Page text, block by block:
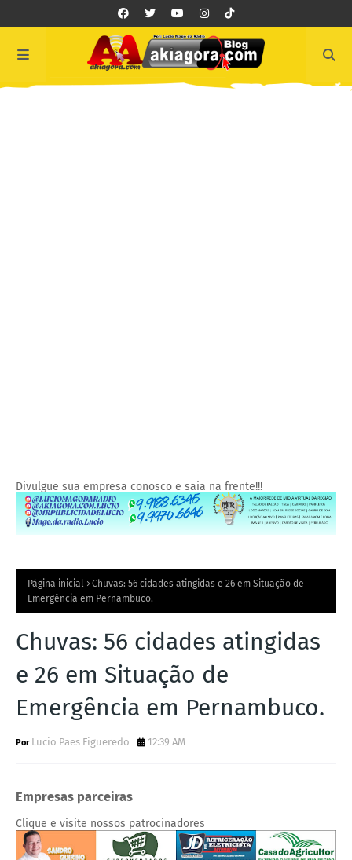
Divulgue sua empresa conosco e saia na frente!!!
Página inicial
Chuvas: 56 cidades atingidas e 26 em Situação de
Emergência em Pernambuco.
Chuvas: 56 cidades atingidas
e 26 em Situação de
Emergência em Pernambuco.
Lucio Paes Figueredo 12:39 AM
Empresas parceiras
Clique e visite nossos patrocinadores